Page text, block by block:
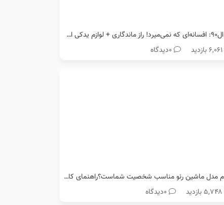
رنو ال۹۰: افسانه‌ای که نمی‌میرد! راز ماندگاری + لوازم یدکی اصل رنو ال90
۶,۰۶۱ بازدید
0دیدگاه
کدام مدل ماشین رنو مناسب شخصیت شماست؟راهنمای کامل انتخاب خودرو
۵,۷۴۸ بازدید
0دیدگاه